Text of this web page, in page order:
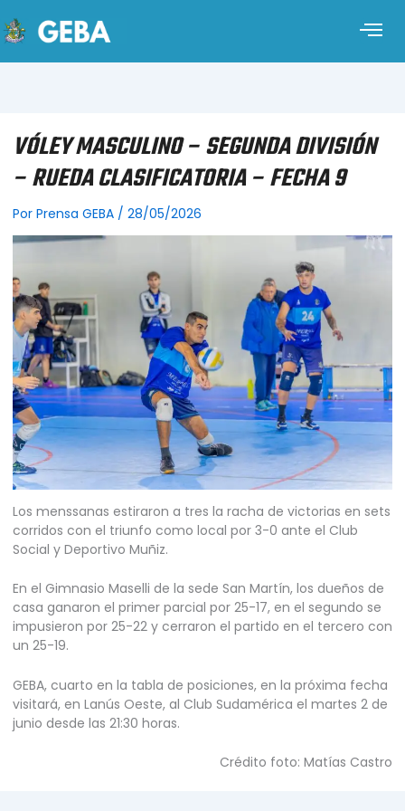
VÓLEY MASCULINO – SEGUNDA DIVISIÓN
– RUEDA CLASIFICATORIA – FECHA 9
Por Prensa GEBA / 28/05/2026
Los menssanas estiraron a tres la racha de victorias en sets
corridos con el triunfo como local por 3-0 ante el Club
Social y Deportivo Muñiz.
En el Gimnasio Maselli de la sede San Martín, los dueños de
casa ganaron el primer parcial por 25-17, en el segundo se
impusieron por 25-22 y cerraron el partido en el tercero con
un 25-19.
GEBA, cuarto en la tabla de posiciones, en la próxima fecha
visitará, en Lanús Oeste, al Club Sudamérica el martes 2 de
junio desde las 21:30 horas.
Crédito foto: Matías Castro